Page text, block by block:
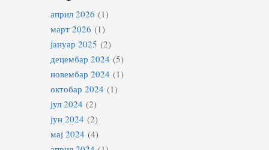
април 2026 (1)
март 2026 (1)
јануар 2025 (2)
децембар 2024 (5)
новембар 2024 (1)
октобар 2024 (1)
јул 2024 (2)
јун 2024 (2)
мај 2024 (4)